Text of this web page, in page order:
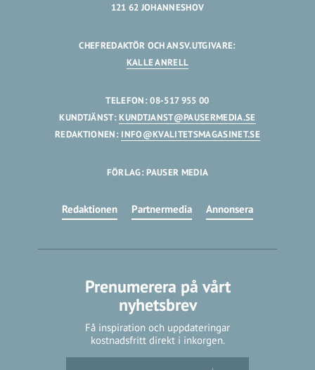
121 62 JOHANNESHOV
CHEFREDAKTÖR OCH ANSV.UTGIVARE:
KALLE ANRELL
TELEFON: 08-517 955 00
KUNDTJÄNST:KUNDTJANST@PAUSERMEDIA.SE
REDAKTIONEN: INFO@KVALITETSMAGASINET.SE
FÖRLAG: PAUSER MEDIA
Redaktionen Partnermedia Annonsera
Prenumerera på vårt
nyhetsbrev
Få inspiration och uppdateringar
kostnadsfritt direkt i inkorgen.